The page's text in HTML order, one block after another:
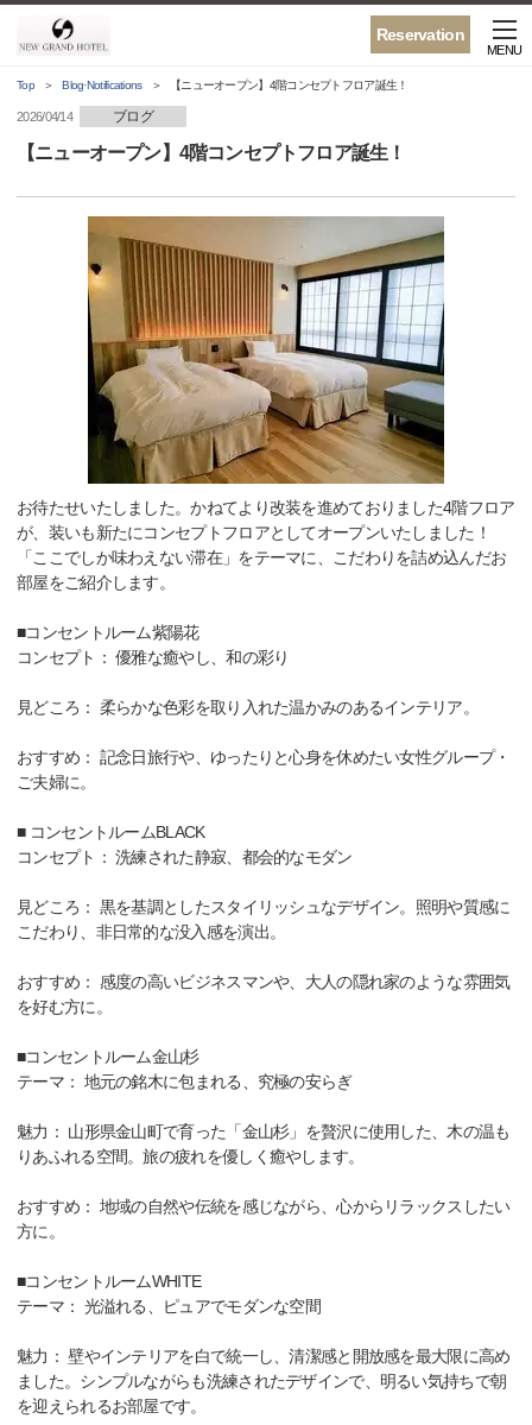
Reservation
MENU
Top Blog·Notifications 【ニューオープン】4階コンセプトフロア誕生！
2026/04/14 ブログ
【ニューオープン】4階コンセプトフロア誕生！
お待たせいたしました。かねてより改装を進めておりました4階フロア
が、装いも新たにコンセプトフロアとしてオープンいたしました！
「ここでしか味わえない滞在」をテーマに、こだわりを詰め込んだお
部屋をご紹介します。
■コンセントルーム紫陽花
コンセプト： 優雅な癒やし、和の彩り
見どころ： 柔らかな色彩を取り入れた温かみのあるインテリア。
おすすめ： 記念日旅行や、ゆったりと心身を休めたい女性グループ・
ご夫婦に。
■ コンセントルームBLACK
コンセプト： 洗練された静寂、都会的なモダン
見どころ： 黒を基調としたスタイリッシュなデザイン。照明や質感に
こだわり、非日常的な没入感を演出。
おすすめ： 感度の高いビジネスマンや、大人の隠れ家のような雰囲気
を好む方に。
■コンセントルーム金山杉
テーマ： 地元の銘木に包まれる、究極の安らぎ
魅力： 山形県金山町で育った「金山杉」を贅沢に使用した、木の温も
りあふれる空間。旅の疲れを優しく癒やします。
おすすめ： 地域の自然や伝統を感じながら、心からリラックスしたい
方に。
■コンセントルームWHITE
テーマ： 光溢れる、ピュアでモダンな空間
魅力： 壁やインテリアを白で統一し、清潔感と開放感を最大限に高め
ました。シンプルながらも洗練されたデザインで、明るい気持ちで朝
を迎えられるお部屋です。